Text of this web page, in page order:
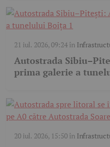
21 iul. 2026, 09:24în
Autostrada
prima galerie a
20 iul. 2026, 15:50în